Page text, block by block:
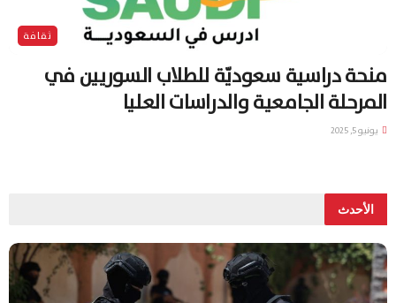
ثقافة
منحة دراسية سعوديّة للطلاب السوريين في
المرحلة الجامعية والدراسات العليا
يونيو 5, 2025
الأحدث